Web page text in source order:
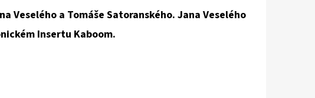
Veselého a Tomáše Satoranského. Jana Veselého
Insertu Kaboom.